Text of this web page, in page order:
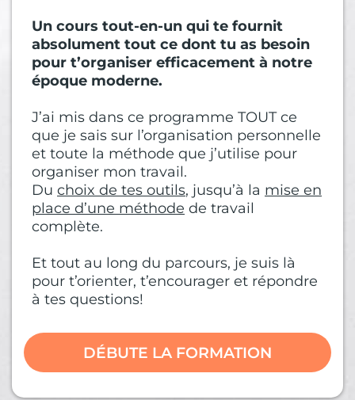
Un cours tout-en-un qui te fournit
absolument tout ce dont tu as besoin
pour t’organiser efficacement à notre
époque moderne.
J’ai mis dans ce programme TOUT ce
que je sais sur l’organisation personnelle
et toute la méthode que j’utilise pour
organiser mon travail.
Du choix de tes outils, jusqu’à la mise en
place d’une méthode de travail
complète.
Et tout au long du parcours, je suis là
pour t’orienter, t’encourager et répondre
à tes questions!
DÉBUTE LA FORMATION